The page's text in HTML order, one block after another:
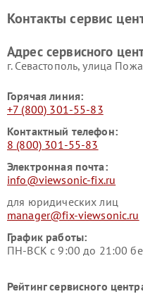
Контакты сервис
Адрес сервисного
г. Севастополь, улица
Горячая линия:
+7 (800) 301-55-83
Контактный телефон:
8 (800) 301-55-83
Электронная почта:
info@viewsonic-fix.ru
для юридических лиц
manager@fix-viewsonic.ru
График работы:
ПН-ВСК с 9:00 до 21:00
Рейтинг сервисного